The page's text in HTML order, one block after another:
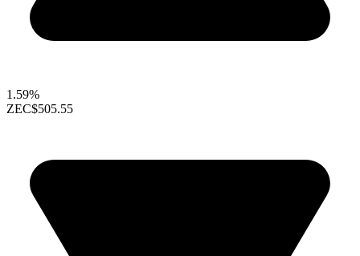
1.59%
ZEC$505.55